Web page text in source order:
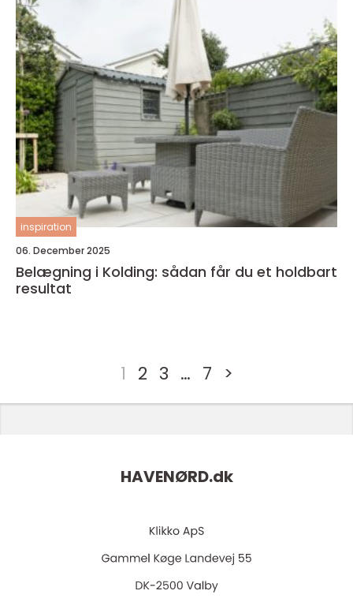
inspiration
06. December 2025
Belægning i Kolding: sådan får du et holdbart
resultat
1 2 3 … 7 >
HAVENØRD.dk